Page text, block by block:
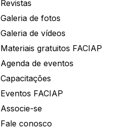
Revistas
Galeria de fotos
Galeria de vídeos
Materiais gratuitos FACIAP
Agenda de eventos
Capacitações
Eventos FACIAP
Associe-se
Fale conosco